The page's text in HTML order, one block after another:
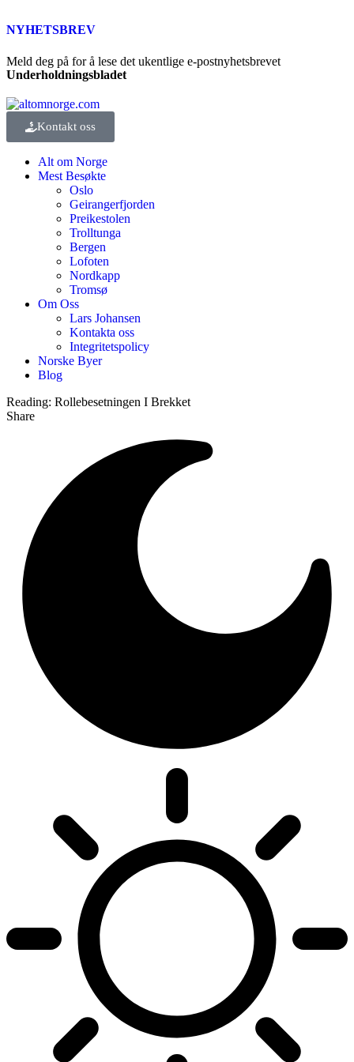
NYHETSBREV
Meld deg på for å lese det ukentlige e-postnyhetsbrevet
Underholdningsbladet
Kontakt oss
Alt om Norge
Mest Besøkte
Oslo
Geirangerfjorden
Preikestolen
Trolltunga
Bergen
Lofoten
Nordkapp
Tromsø
Om Oss
Lars Johansen
Kontakta oss
Integritetspolicy
Norske Byer
Blog
Reading: Rollebesetningen I Brekket
Share